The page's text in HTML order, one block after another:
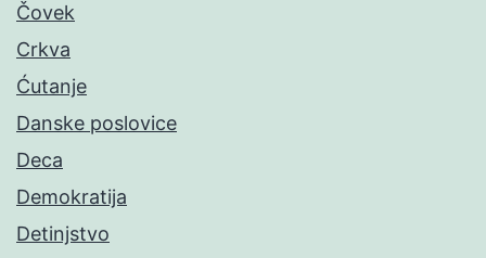
Čovek
Crkva
Ćutanje
Danske poslovice
Deca
Demokratija
Detinjstvo